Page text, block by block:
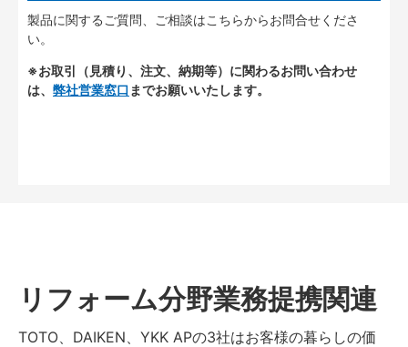
製品に関するご質問、ご相談はこちらからお問合せくださ
い。
※お取引（見積り、注文、納期等）に関わるお問い合わせ
は、 弊社営業窓口 までお願いいたします。
リフォーム分野業務提携関連
TOTO、DAIKEN、YKK APの3社はお客様の暮らしの価